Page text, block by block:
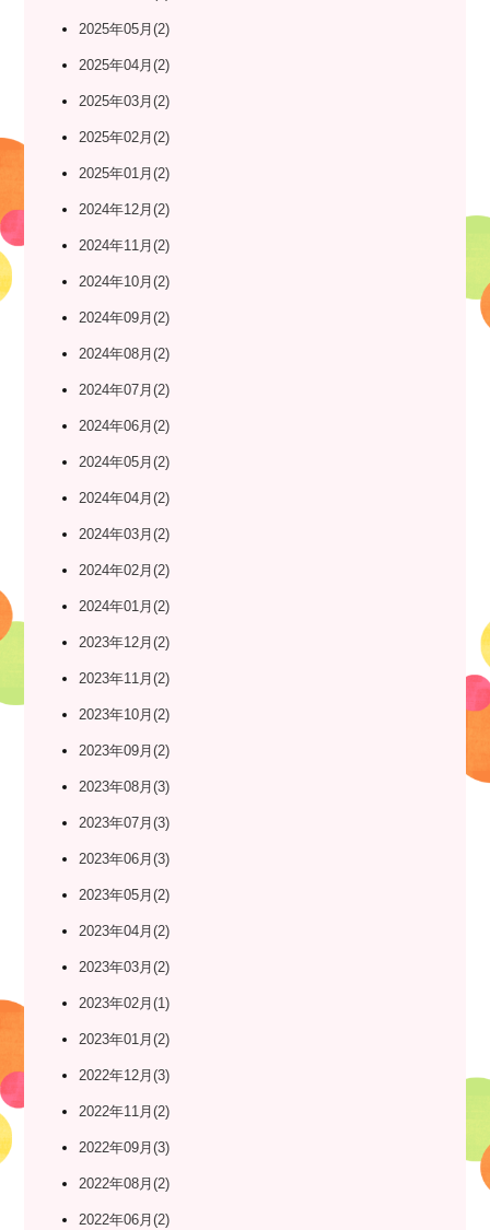
2025年05月(2)
2025年04月(2)
2025年03月(2)
2025年02月(2)
2025年01月(2)
2024年12月(2)
2024年11月(2)
2024年10月(2)
2024年09月(2)
2024年08月(2)
2024年07月(2)
2024年06月(2)
2024年05月(2)
2024年04月(2)
2024年03月(2)
2024年02月(2)
2024年01月(2)
2023年12月(2)
2023年11月(2)
2023年10月(2)
2023年09月(2)
2023年08月(3)
2023年07月(3)
2023年06月(3)
2023年05月(2)
2023年04月(2)
2023年03月(2)
2023年02月(1)
2023年01月(2)
2022年12月(3)
2022年11月(2)
2022年09月(3)
2022年08月(2)
2022年06月(2)